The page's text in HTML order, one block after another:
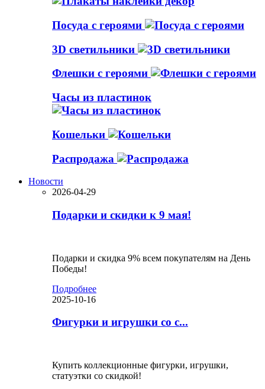
Посуда с героями
3D светильники
Флешки с героями
Часы из пластинок
Кошельки
Распродажа
Новости
2026-04-29
Подарки и скидки к 9 мая!
Подарки и скидка 9% всем покупателям на День
Победы!
Подробнее
2025-10-16
Фигурки и игрушки со с...
Купить коллекционные фигурки, игрушки,
статуэтки со скидкой!